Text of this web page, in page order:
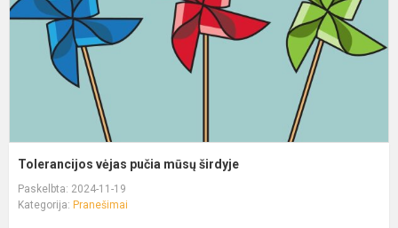
Tolerancijos vėjas pučia mūsų širdyje
Paskelbta: 2024-11-19
Kategorija: Pranešimai